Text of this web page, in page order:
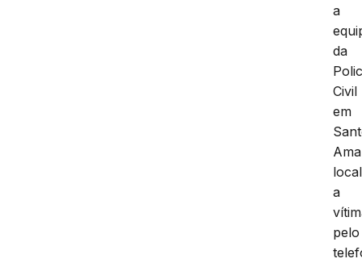
a
da
Civil
em
a
pelo